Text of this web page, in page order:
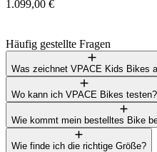
1.099,00 €
Häufig gestellte Fragen
Was zeichnet VPACE Kids Bikes
Wo kann ich VPACE Bikes testen?
Wie kommt mein bestelltes Bike
Wie finde ich die richtige Größe?